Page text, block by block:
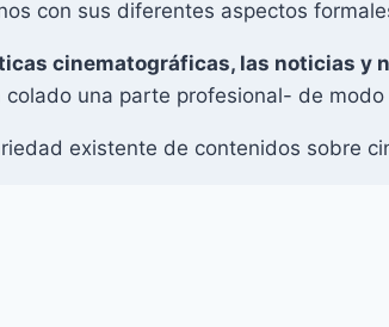
con sus diferentes aspectos
cinematográficas, las noticias y
una parte profesional- de
existente de contenidos sobre